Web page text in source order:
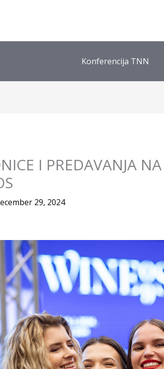
Konferencija TNN
I PREDAVANJA
29, 2024